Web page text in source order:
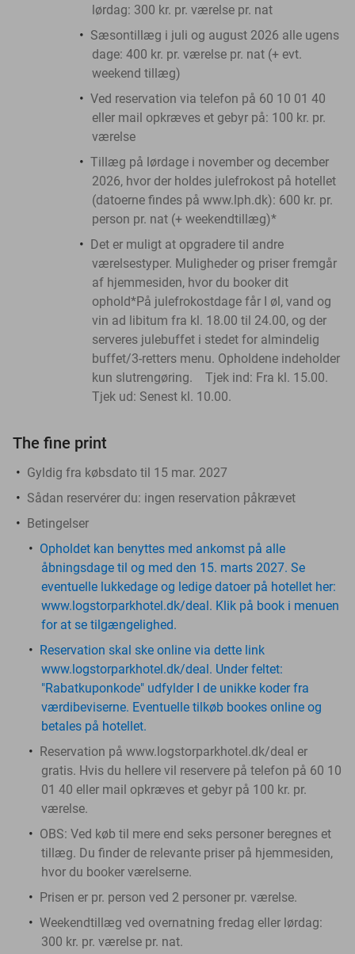
lørdag: 300 kr. pr. værelse pr. nat
Sæsontillæg i juli og august 2026 alle ugens
dage: 400 kr. pr. værelse pr. nat (+ evt.
weekend tillæg)
Ved reservation via telefon på 60 10 01 40
eller mail opkræves et gebyr på: 100 kr. pr.
værelse
Tillæg på lørdage i november og december
2026, hvor der holdes julefrokost på hotellet
(datoerne findes på www.lph.dk): 600 kr. pr.
person pr. nat (+ weekendtillæg)*
Det er muligt at opgradere til andre
værelsestyper. Muligheder og priser fremgår
af hjemmesiden, hvor du booker dit
ophold*På julefrokostdage får I øl, vand og
vin ad libitum fra kl. 18.00 til 24.00, og der
serveres julebuffet i stedet for almindelig
buffet/3-retters menu. Opholdene indeholder
kun slutrengøring. Tjek ind: Fra kl. 15.00.
Tjek ud: Senest kl. 10.00.
The fine print
Gyldig fra købsdato til 15 mar. 2027
Sådan reservérer du: ingen reservation påkrævet
Betingelser
Opholdet kan benyttes med ankomst på alle
åbningsdage til og med den 15. marts 2027. Se
eventuelle lukkedage og ledige datoer på hotellet her:
www.logstorparkhotel.dk/deal. Klik på book i menuen
for at se tilgængelighed.
Reservation skal ske online via dette link
www.logstorparkhotel.dk/deal. Under feltet:
"Rabatkuponkode" udfylder I de unikke koder fra
værdibeviserne. Eventuelle tilkøb bookes online og
betales på hotellet.
Reservation på www.logstorparkhotel.dk/deal er
gratis. Hvis du hellere vil reservere på telefon på 60 10
01 40 eller mail opkræves et gebyr på 100 kr. pr.
værelse.
OBS: Ved køb til mere end seks personer beregnes et
tillæg. Du finder de relevante priser på hjemmesiden,
hvor du booker værelserne.
Prisen er pr. person ved 2 personer pr. værelse.
Weekendtillæg ved overnatning fredag eller lørdag:
300 kr. pr. værelse pr. nat.